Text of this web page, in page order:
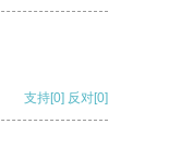
支持[0] 反对[0]